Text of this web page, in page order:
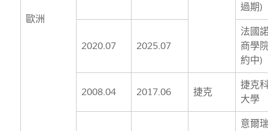
歐洲
過期)
2020.07 2025.07
法國
商學
約中)
2008.04 2017.06 捷克
捷克
大學
意爾